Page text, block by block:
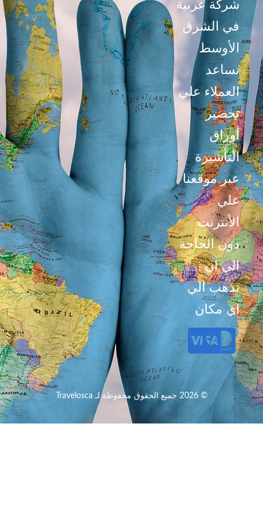
شركة عربية
في الشرق
الأوسط
تساعد
العملاء علي
تحضير
أوراق
التأشيرة
عبر موقعنا
علي
الأنترنت
دون الحاجة
الي ان
تذهب الي
اي مكان
© 2026 جميع الحقوق محفوظة لـ Travelosca